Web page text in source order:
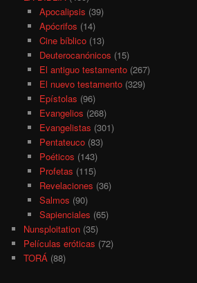
Apocalipsis (39)
Apócrifos (14)
Cine bíblico(13)
Deuterocanónicos (15)
El antiguo testamento(267)
El nuevo testamento(329)
Epístolas (96)
Evangelios (268)
Evangelistas (301)
Pentateuco(83)
Poéticos (143)
Profetas (115)
Revelaciones (36)
Salmos (90)
Sapienciales (65)
Nunsploitation (35)
Películas eróticas (72)
TORÁ (88)